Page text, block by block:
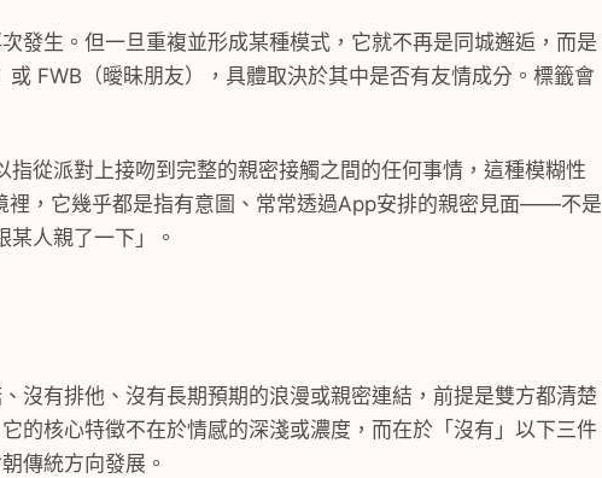
發生。但一旦重複並形成某種模式，它就不再是同城邂逅，而是
FWB（曖昧朋友），具體取決於其中是否有友情成分。標籤會
從派對上接吻到完整的親密接觸之間的任何事情，這種模糊性
裡，它幾乎都是指有意圖、常常透過App安排的親密見面——不是
人親了一下」。
沒有排他、沒有長期預期的浪漫或親密連結，前提是雙方都清楚
的核心特徵不在於情感的深淺或濃度，而在於「沒有」以下三件
傳統方向發展。